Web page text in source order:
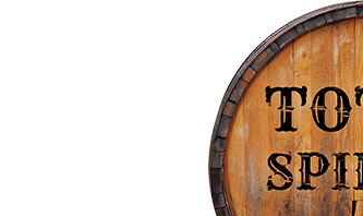
Todos los productos estan